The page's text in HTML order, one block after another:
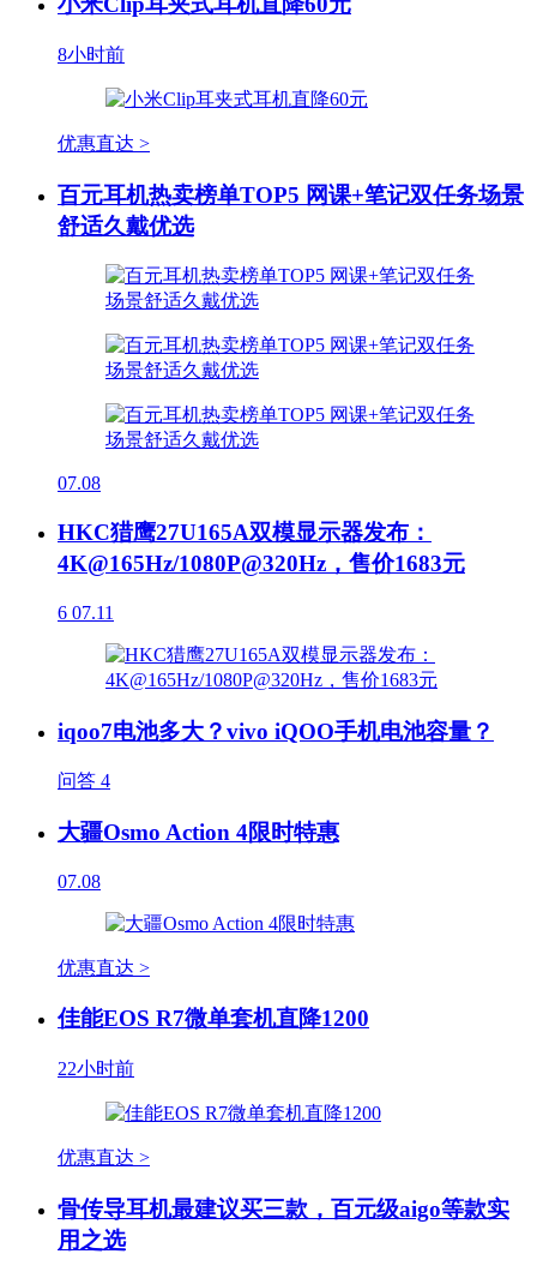
8小时前
优惠直达 >
百元耳机热卖榜单TOP5 网课+笔记双任务场景
舒适久戴优选
07.08
HKC猎鹰27U165A双模显示器发布：
4K@165Hz/1080P@320Hz，售价1683元
6 07.11
iqoo7电池多大？vivo iQOO手机电池容量？
问答 4
大疆Osmo Action 4限时特惠
07.08
优惠直达 >
佳能EOS R7微单套机直降1200
22小时前
优惠直达 >
骨传导耳机最建议买三款，百元级aigo等款实
用之选